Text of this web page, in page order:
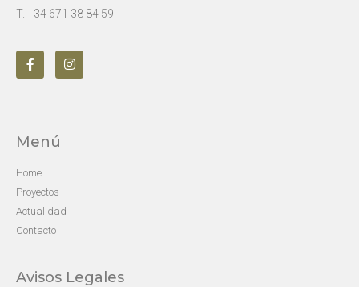
T. +34 671 38 84 59
Menú
Home
Proyectos
Actualidad
Contacto
Avisos Legales